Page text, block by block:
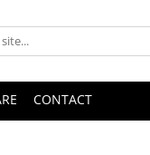
CONTACT